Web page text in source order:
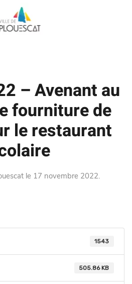
– Avenant au
fourniture de
le restaurant
le 17 novembre 2022.
1543
505.86 KB